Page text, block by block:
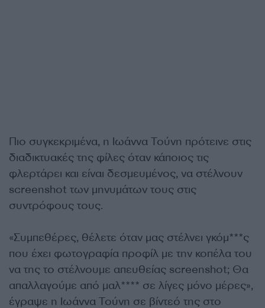
Πιο συγκεκριμένα, η Ιωάννα Τούνη πρότεινε στις
διαδικτυακές της φίλες όταν κάποιος τις
φλερτάρει και είναι δεσμευμένος, να στέλνουν
screenshot των μηνυμάτων τους στις
συντρόφους τους.
«Συμπεθέρες, θέλετε όταν μας στέλνει γκόμ***ς
που έχει φωτογραφία προφίλ με την κοπέλα του
να της το στέλνουμε απευθείας screenshot; Θα
απαλλαγούμε από μαλ**** σε λίγες μόνο μέρες»,
έγραψε η Ιωάννα Τούνη σε βίντεό της στο